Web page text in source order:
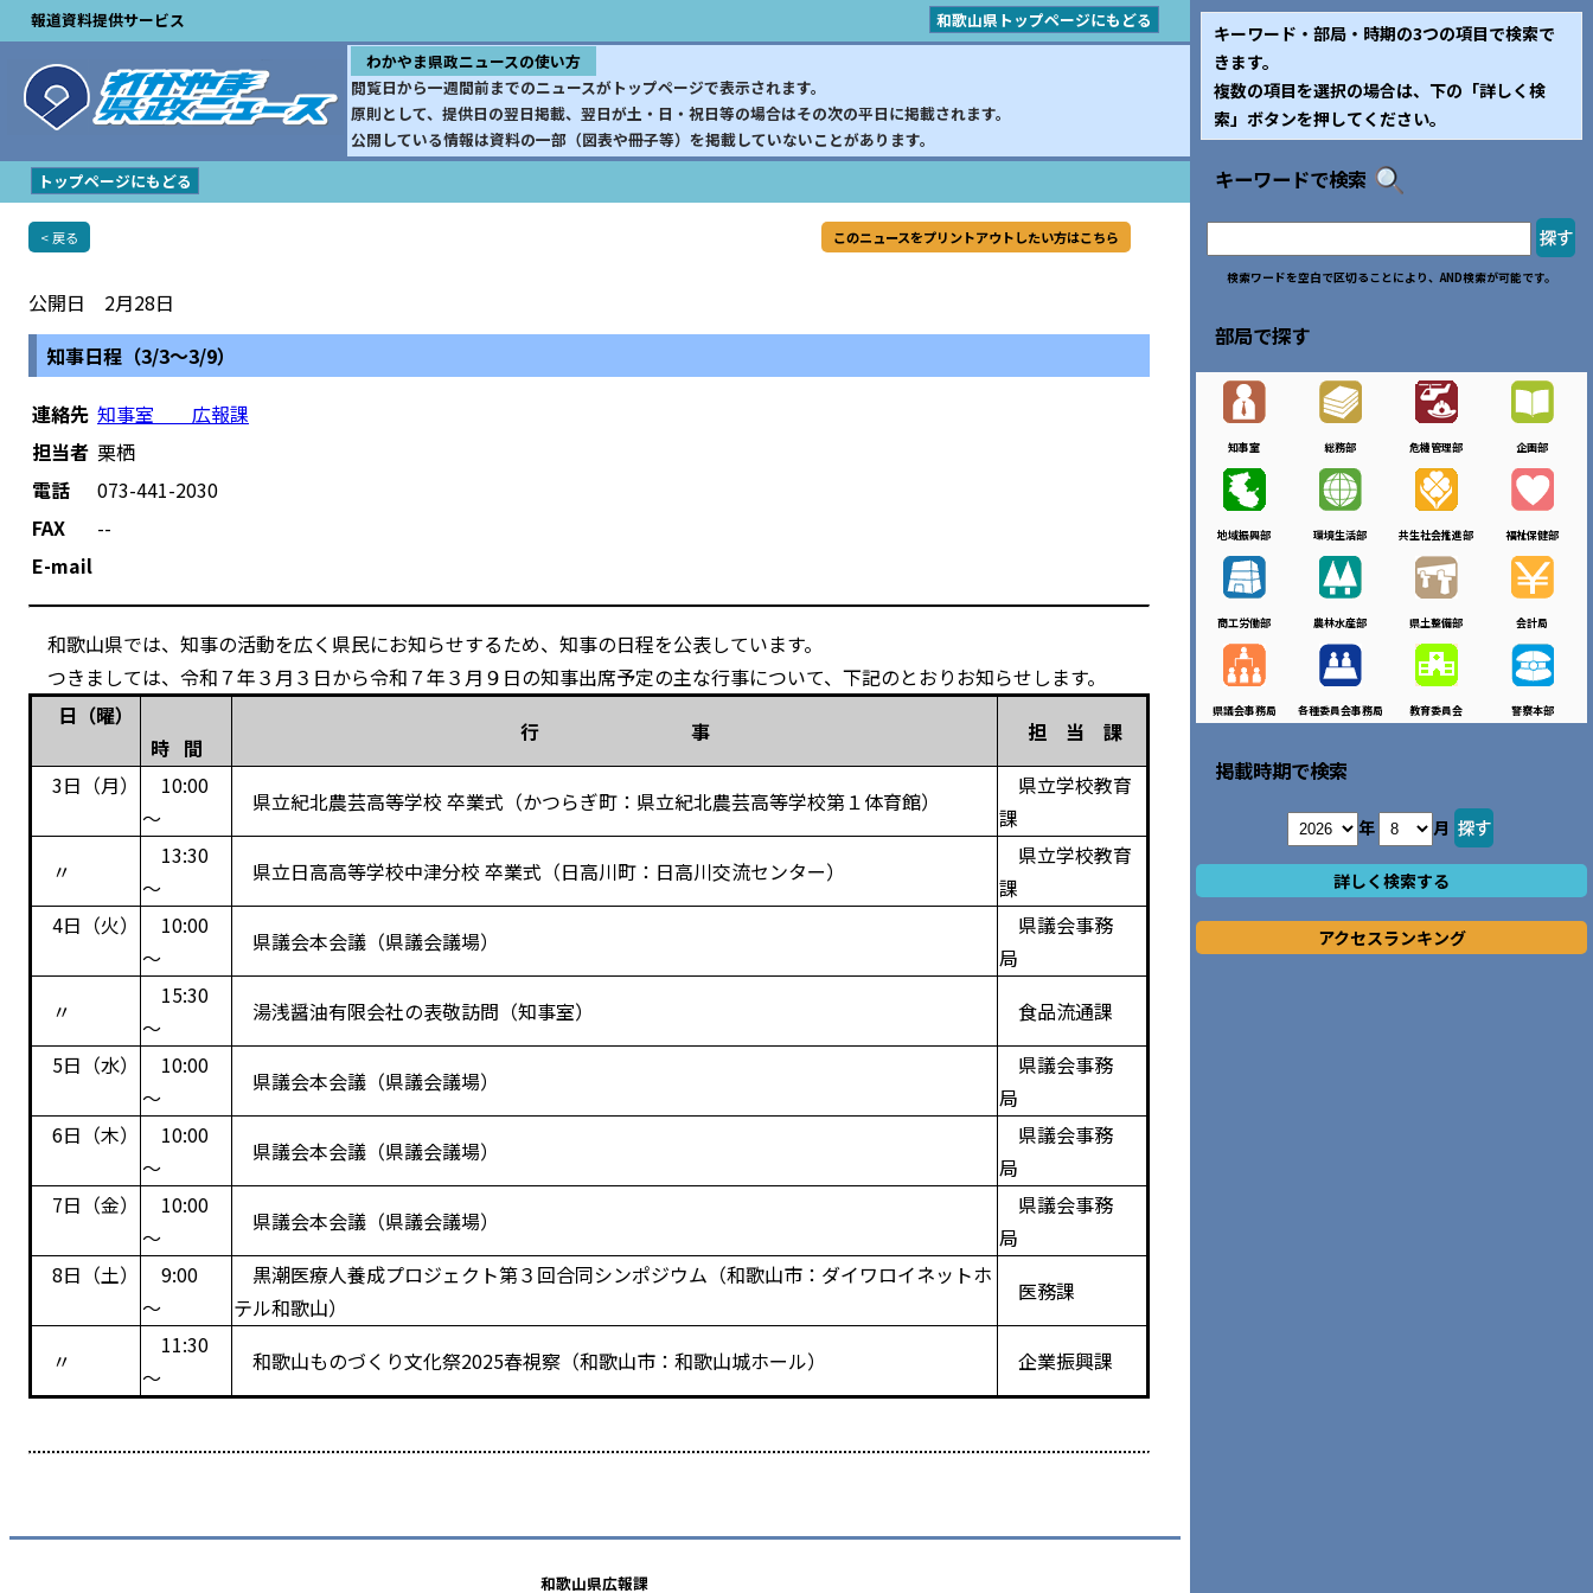
報道資料提供サービス
和歌山県トップページにもどる
わかやま県政ニュースの使い方
閲覧日から一週間前までのニュースがトップページで表示されます。
原則として、提供日の翌日掲載、翌日が土・日・祝日等の場合はその次の平日に掲載されます。
公開している情報は資料の一部（図表や冊子等）を掲載していないことがあります。
トップページにもどる
< 戻る このニュースをプリントアウトしたい方はこちら
公開日 2月28日
知事日程（3/3～3/9）
連絡先 知事室 広報課
担当者 栗栖
電話
073-441-2030
FAX
--
E-mail
和歌山県では、知事の活動を広く県民にお知らせするため、知事の日程を公表しています。
つきましては、令和７年３月３日から令和７年３月９日の知事出席予定の主な行事について、下記のとおりお知らせします。
日（曜）
時 間
行 事
担 当 課
3日（月）
10:00
～
県立紀北農芸高等学校 卒業式（かつらぎ町：県立紀北農芸高等学校第１体育館）
県立学校教育
課
〃
13:30
～
県立日高高等学校中津分校 卒業式（日高川町：日高川交流センター）
県立学校教育
課
4日（火）
10:00
～
県議会本会議（県議会議場）
県議会事務
局
〃
15:30
～
湯浅醤油有限会社の表敬訪問（知事室）
食品流通課
5日（水）
10:00
～
県議会本会議（県議会議場）
県議会事務
局
6日（木）
10:00
～
県議会本会議（県議会議場）
県議会事務
局
7日（金）
10:00
～
県議会本会議（県議会議場）
県議会事務
局
8日（土）
9:00
～
黒潮医療人養成プロジェクト第３回合同シンポジウム（和歌山市：ダイワロイネットホ
テル和歌山）
医務課
〃
11:30
～
和歌山ものづくり文化祭2025春視察（和歌山市：和歌山城ホール） 企業振興課
キーワード・部局・時期の3つの項目で検索で
きます。
複数の項目を選択の場合は、下の「詳しく検
索」ボタンを押してください。
キーワードで検索
検索ワードを空白で区切ることにより、AND検索が可能です。
部局で探す
知事室 総務部 危機管理部 企画部
地域振興部 環境生活部 共生社会推進部 福祉保健部
商工労働部 農林水産部 県土整備部 会計局
県議会事務局 各種委員会事務局 教育委員会 警察本部
掲載時期で検索
年 月
詳しく検索する
アクセスランキング
和歌山県広報課